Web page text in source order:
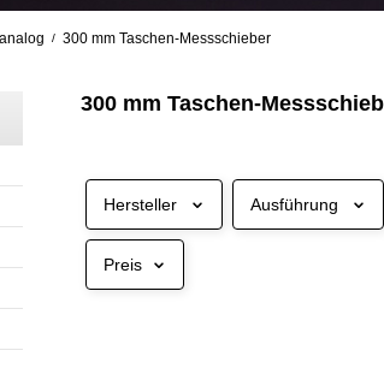
/ 300 mm Taschen-Messschieber
300 mm Taschen-
Hersteller Ausführung
Preis